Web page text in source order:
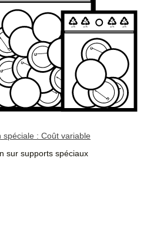
spéciale : Coût variable
sur supports spéciaux